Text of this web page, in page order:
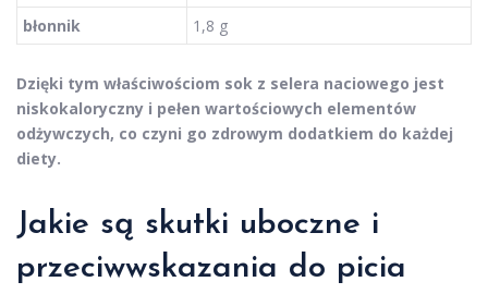
błonnik
1,8 g
Dzięki tym właściwościom sok z selera naciowego jest
niskokaloryczny i pełen wartościowych elementów
odżywczych, co czyni go zdrowym dodatkiem do każdej
diety.
Jakie są skutki uboczne i
przeciwwskazania do picia